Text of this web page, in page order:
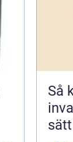
Så
sätt